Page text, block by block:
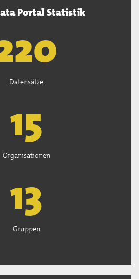
Portal Statistik
Datensätze
15
Organisationen
13
Gruppen